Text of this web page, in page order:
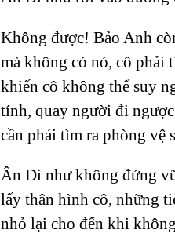
Không được! Bảo Anh
mà không có nó, cô phải
khiến cô không thể suy
tính, quay người đi
cần phải tìm ra phòng vệ
Ân Di như không đứng
lấy thân hình cô, những
nhỏ lại cho đến khi